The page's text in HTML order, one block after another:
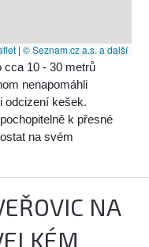
| © Seznam.cz a.s. a další
cca 10 - 30 metrů
nenapomáhli
odcizení kešek.
k přesné
na svém
NA